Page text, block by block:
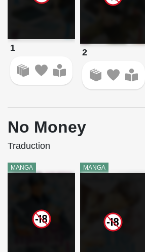
1 2
No Money
Traduction
MANGA MANGA